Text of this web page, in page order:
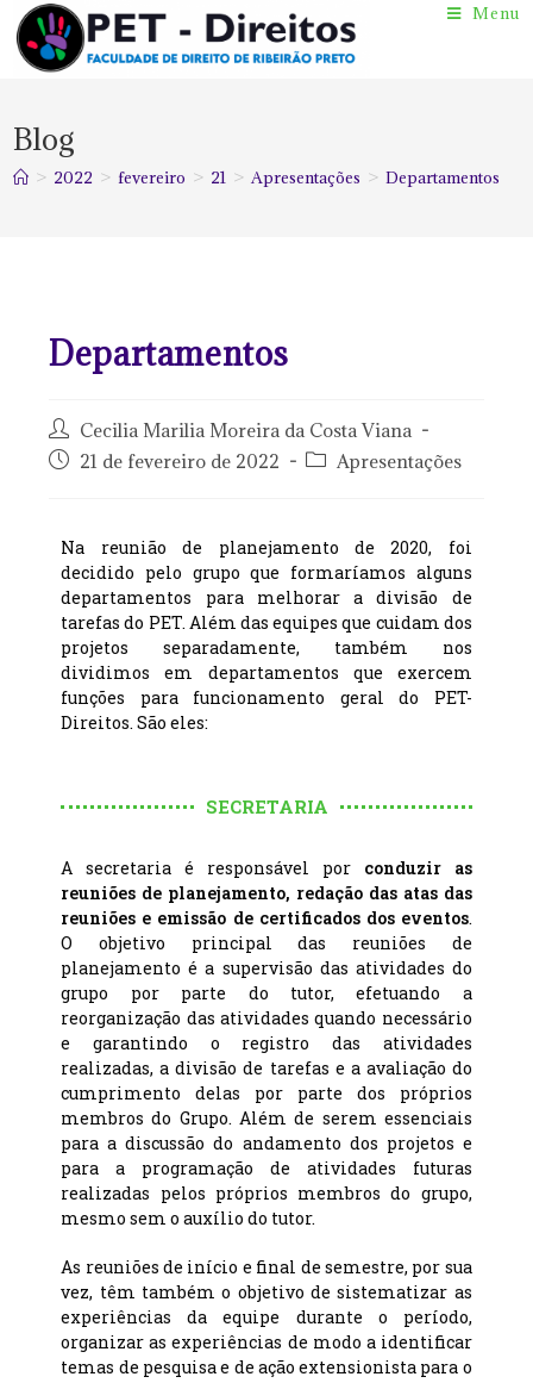
Menu
Blog
> 2022 > fevereiro > 21 > Apresentações > Departamentos
Departamentos
Cecilia Marilia Moreira da Costa Viana
21 de fevereiro de 2022
Apresentações
Na reunião de planejamento de 2020, foi
decidido pelo grupo que formaríamos alguns
departamentos para melhorar a divisão de
tarefas do PET. Além das equipes que cuidam dos
projetos separadamente, também nos
dividimos em departamentos que exercem
funções para funcionamento geral do PET-
Direitos. São eles:
SECRETARIA
A secretaria é responsável por conduzir as
reuniões de planejamento, redação das atas das
reuniões e emissão de certificados dos eventos.
O objetivo principal das reuniões de
planejamento é a supervisão das atividades do
grupo por parte do tutor, efetuando a
reorganização das atividades quando necessário
e garantindo o registro das atividades
realizadas, a divisão de tarefas e a avaliação do
cumprimento delas por parte dos próprios
membros do Grupo. Além de serem essenciais
para a discussão do andamento dos projetos e
para a programação de atividades futuras
realizadas pelos próprios membros do grupo,
mesmo sem o auxílio do tutor.
As reuniões de início e final de semestre, por sua
vez, têm também o objetivo de sistematizar as
experiências da equipe durante o período,
organizar as experiências de modo a identificar
temas de pesquisa e de ação extensionista para o